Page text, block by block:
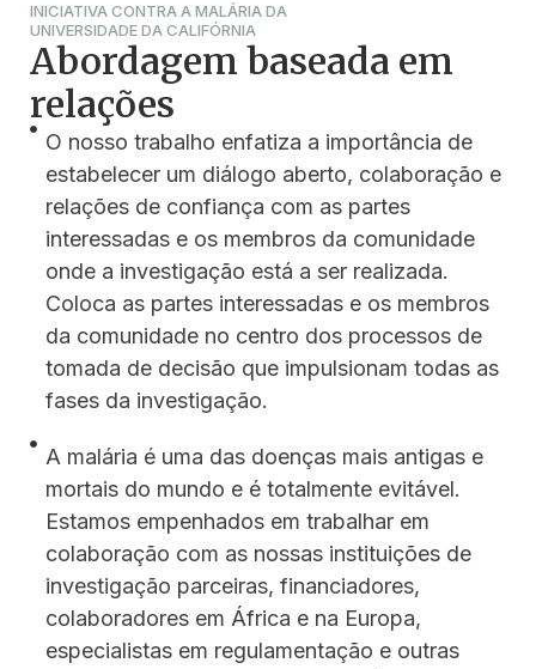
INICIATIVA CONTRA A MALÁRIA DA
UNIVERSIDADE DA CALIFÓRNIA
Abordagem baseada em
relações
O nosso trabalho enfatiza a importância de
estabelecer um diálogo aberto, colaboração e
relações de confiança com as partes
interessadas e os membros da comunidade
onde a investigação está a ser realizada.
Coloca as partes interessadas e os membros
da comunidade no centro dos processos de
tomada de decisão que impulsionam todas as
fases da investigação.
A malária é uma das doenças mais antigas e
mortais do mundo e é totalmente evitável.
Estamos empenhados em trabalhar em
colaboração com as nossas instituições de
investigação parceiras, financiadores,
colaboradores em África e na Europa,
especialistas em regulamentação e outras